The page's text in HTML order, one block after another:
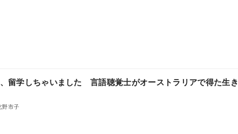
留学しちゃいました 言語聴覚士がオーストラリアで得た生き
野市子